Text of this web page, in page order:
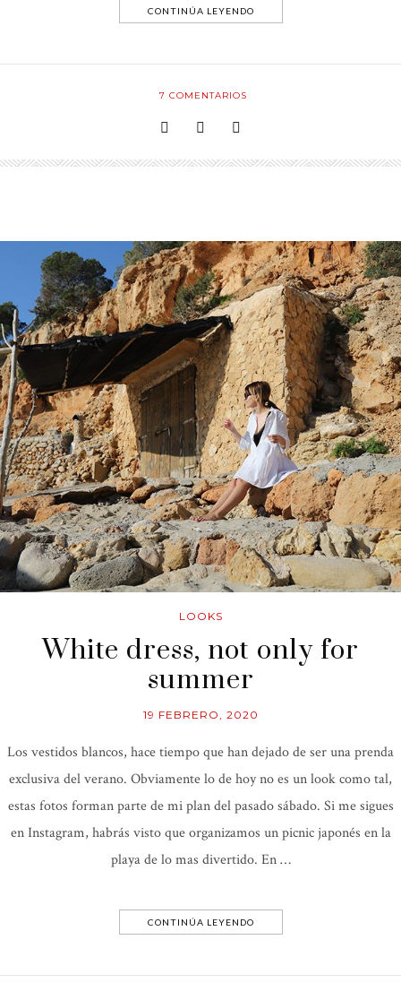
CONTINÚA LEYENDO
7 COMENTARIOS
LOOKS
White dress, not only for
summer
19 FEBRERO, 2020
Los vestidos blancos, hace tiempo que han dejado de ser una prenda
exclusiva del verano. Obviamente lo de hoy no es un look como tal,
estas fotos forman parte de mi plan del pasado sábado. Si me sigues
en Instagram, habrás visto que organizamos un picnic japonés en la
playa de lo mas divertido. En …
CONTINÚA LEYENDO